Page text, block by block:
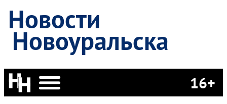
Новости
Новоуральска
16+